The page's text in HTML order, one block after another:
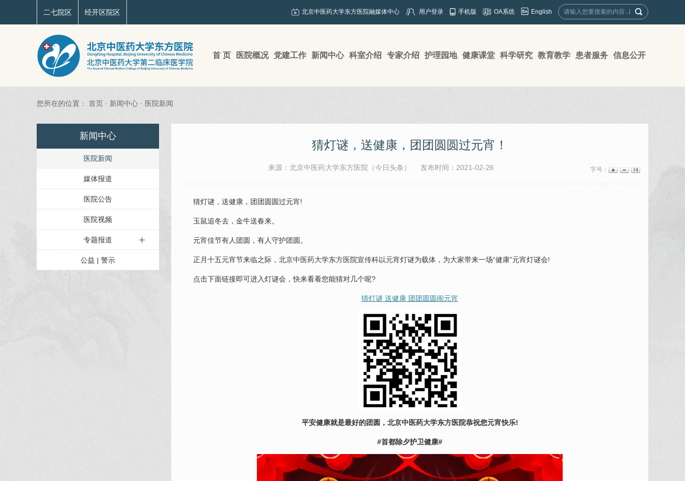
二七院区 经开区院区 北京中医药大学东方医院融媒体中心 用户登录 手机版 OA系统 English
首 页 医院概况 党建工作 新闻中心 科室介绍 专家介绍 护理园地 健康课堂 科学研究 教育教学 患者服务 信息公开
您所在的位置： 首页 · 新闻中心 · 医院新闻
新闻中心
医院新闻
媒体报道
医院公告
医院视频
专题报道
公益 | 警示
猜灯谜，送健康，团团圆圆过元宵！
来源：北京中医药大学东方医院（今日头条） 发布时间：2021-02-26 字号：
猜灯谜，送健康，团团圆圆过元宵!
玉鼠追冬去，金牛送春来。
元宵佳节有人团圆，有人守护团圆。
正月十五元宵节来临之际，北京中医药大学东方医院宣传科以元宵灯谜为载体，为大家带来一场“健康”元宵灯谜会!
点击下面链接即可进入灯谜会，快来看看您能猜对几个呢?
猜灯谜 送健康 团团圆圆闹元宵
平安健康就是最好的团圆，北京中医药大学东方医院恭祝您元宵快乐!
#首都除夕护卫健康#